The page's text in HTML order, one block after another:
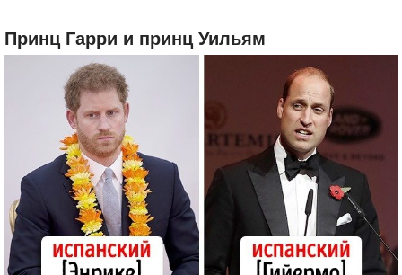
Принц Гарри и принц Уильям